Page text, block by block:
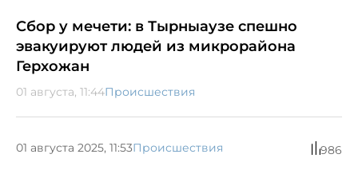
Сбор у мечети: в Тырныаузе спешно
эвакуируют людей из микрорайона
Герхожан
01 августа, 11:44Происшествия
01 августа 2025, 11:53Происшествия 986